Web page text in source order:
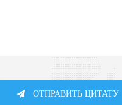
ОТПРАВИТЬ ЦИТАТУ